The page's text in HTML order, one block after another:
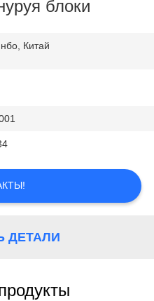
блоки
Китай
ДЕТАЛИ